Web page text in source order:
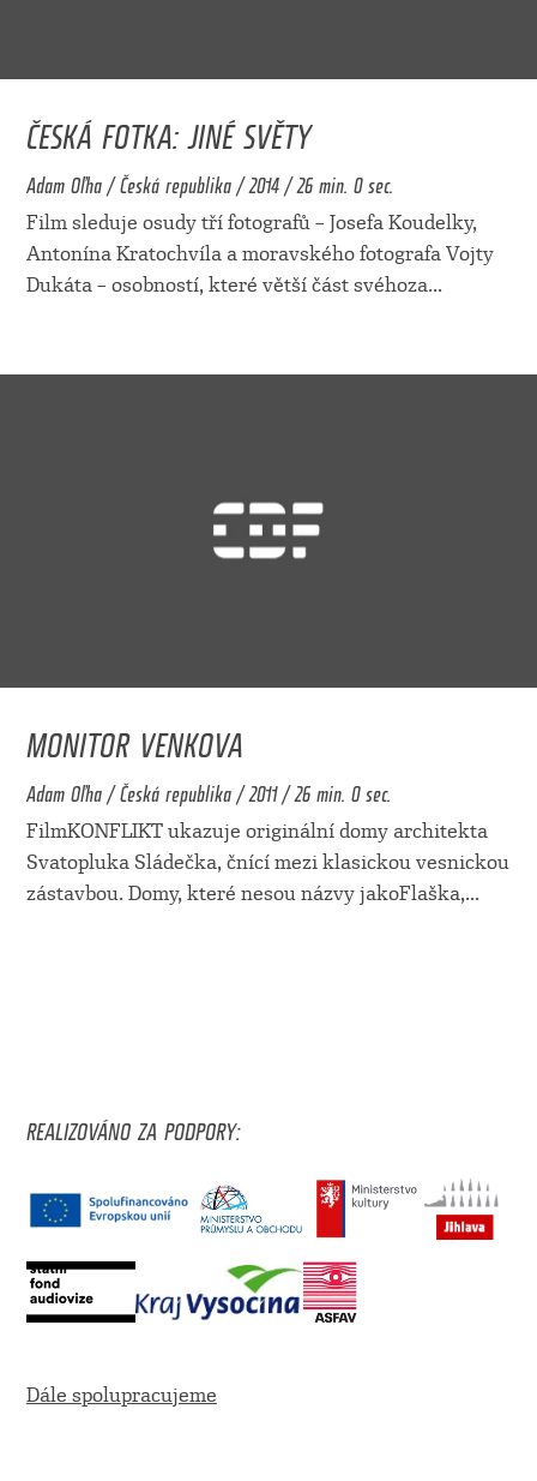
ČESKÁ FOTKA: JINÉ SVĚTY
Adam Oľha / Česká republika / 2014 / 26 min. 0 sec.
Film sleduje osudy tří fotografů – Josefa Koudelky,
Antonína Kratochvíla a moravského fotografa Vojty
Dukáta – osobností, které větší část svéhoza...
MONITOR VENKOVA
Adam Oľha / Česká republika / 2011 / 26 min. 0 sec.
FilmKONFLIKT ukazuje originální domy architekta
Svatopluka Sládečka, čnící mezi klasickou vesnickou
zástavbou. Domy, které nesou názvy jakoFlaška,...
REALIZOVÁNO ZA PODPORY:
Dále spolupracujeme